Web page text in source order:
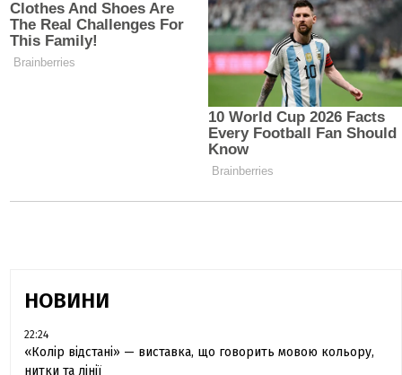
НОВИНИ
22:24
«Колір відстані» — виставка, що говорить мовою кольору,
нитки та лінії